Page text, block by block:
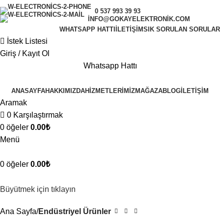
0 537 993 39 93
INFO@GOKAYELEKTRONIK.COM
WHATSAPP HATTI
İLETIŞIMSIK SORULAN SORULAR
İstek Listesi
Giriş / Kayıt Ol
Whatsapp Hattı
ANASAYFAHAKKIMIZDAHIZMETLERIMIZMAĞAZABLOG İLETIŞIM
Aramak
0 Karşılaştırmak
0 öğeler 0.00₺
Menü
0 öğeler 0.00₺
Büyütmek için tıklayın
Ana Sayfa Endüstriyel Ürünler